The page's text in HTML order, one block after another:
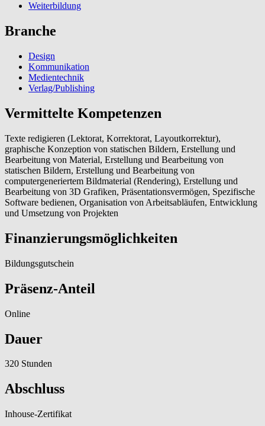
Weiterbildung
Branche
Design
Kommunikation
Medientechnik
Verlag/Publishing
Vermittelte Kompetenzen
Texte redigieren (Lektorat, Korrektorat, Layoutkorrektur),
graphische Konzeption von statischen Bildern, Erstellung und
Bearbeitung von Material, Erstellung und Bearbeitung von
statischen Bildern, Erstellung und Bearbeitung von
computergeneriertem Bildmaterial (Rendering), Erstellung und
Bearbeitung von 3D Grafiken, Präsentationsvermögen, Spezifische
Software bedienen, Organisation von Arbeitsabläufen, Entwicklung
und Umsetzung von Projekten
Finanzierungsmöglichkeiten
Bildungsgutschein
Präsenz-Anteil
Online
Dauer
320 Stunden
Abschluss
Inhouse-Zertifikat